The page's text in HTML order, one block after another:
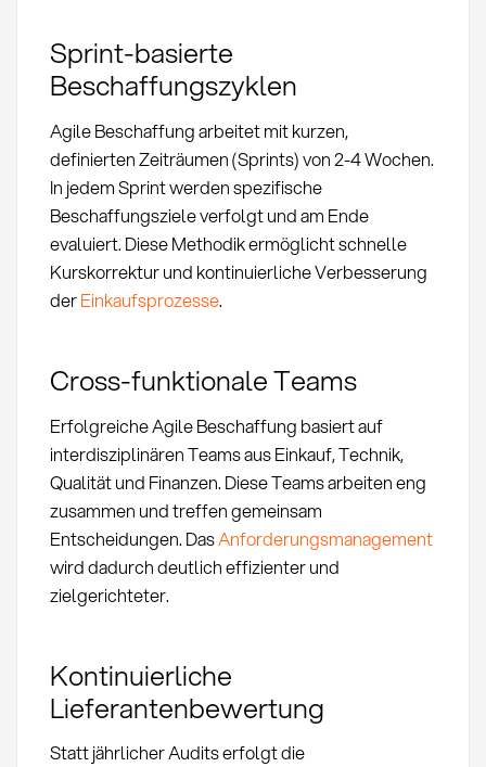
Sprint-basierte
Beschaffungszyklen
Agile Beschaffung arbeitet mit kurzen,
definierten Zeiträumen (Sprints) von 2-4 Wochen.
In jedem Sprint werden spezifische
Beschaffungsziele verfolgt und am Ende
evaluiert. Diese Methodik ermöglicht schnelle
Kurskorrektur und kontinuierliche Verbesserung
derEinkaufsprozesse.
Cross-funktionale Teams
Erfolgreiche Agile Beschaffung basiert auf
interdisziplinären Teams aus Einkauf, Technik,
Qualität und Finanzen. Diese Teams arbeiten eng
zusammen und treffen gemeinsam
Entscheidungen. DasAnforderungsmanagement
wird dadurch deutlich effizienter und
zielgerichteter.
Kontinuierliche
Lieferantenbewertung
Statt jährlicher Audits erfolgt die